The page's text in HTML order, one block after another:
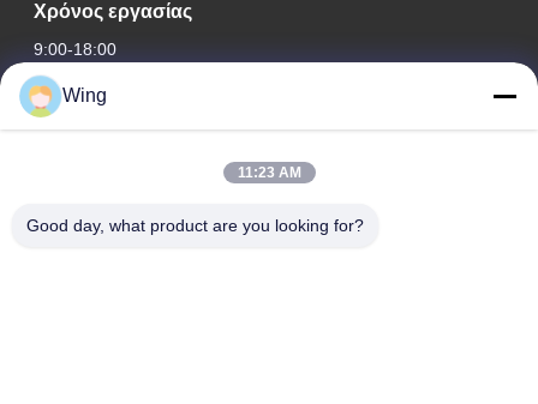
Χρόνος εργασίας
9:00-18:00
Η διεύθυνσή μας
Διεθνές κτήριο Weiye, δρόμος Yixian, κωμόπολη του Δαλιού,
Wing
11:23 AM
Good day, what product are you looking for?